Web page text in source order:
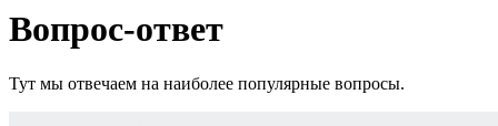
Вопрос-ответ
Тут мы отвечаем на наиболее популярные вопросы.